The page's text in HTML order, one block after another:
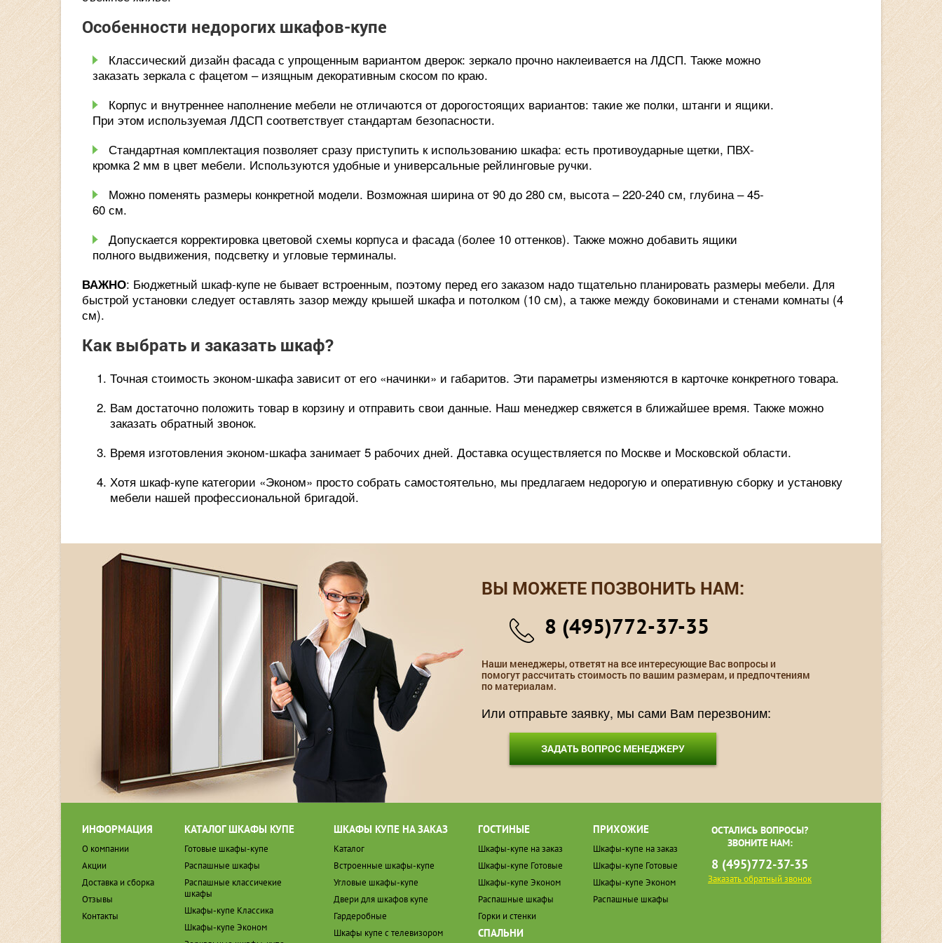
Особенности недорогих шкафов-купе
Классический дизайн фасада с упрощенным вариантом дверок: зеркало прочно наклеивается на ЛДСП. Также можно
заказать зеркала с фацетом – изящным декоративным скосом по краю.
Корпус и внутреннее наполнение мебели не отличаются от дорогостоящих вариантов: такие же полки, штанги и ящики.
При этом используемая ЛДСП соответствует стандартам безопасности.
Стандартная комплектация позволяет сразу приступить к использованию шкафа: есть противоударные щетки, ПВХ-
кромка 2 мм в цвет мебели. Используются удобные и универсальные рейлинговые ручки.
Можно поменять размеры конкретной модели. Возможная ширина от 90 до 280 см, высота – 220-240 см, глубина – 45-
60 см.
Допускается корректировка цветовой схемы корпуса и фасада (более 10 оттенков). Также можно добавить ящики
полного выдвижения, подсветку и угловые терминалы.
ВАЖНО: Бюджетный шкаф-купе не бывает встроенным, поэтому перед его заказом надо тщательно планировать размеры мебели. Для
быстрой установки следует оставлять зазор между крышей шкафа и потолком (10 см), а также между боковинами и стенами комнаты (4
см).
Как выбрать и заказать шкаф?
Точная стоимость эконом-шкафа зависит от его «начинки» и габаритов. Эти параметры изменяются в карточке конкретного товара.
Вам достаточно положить товар в корзину и отправить свои данные. Наш менеджер свяжется в ближайшее время. Также можно
заказать обратный звонок.
Время изготовления эконом-шкафа занимает 5 рабочих дней. Доставка осуществляется по Москве и Московской области.
Хотя шкаф-купе категории «Эконом» просто собрать самостоятельно, мы предлагаем недорогую и оперативную сборку и установку
мебели нашей профессиональной бригадой.
ВЫ МОЖЕТЕ ПОЗВОНИТЬ НАМ:
8 (495)772-37-35
Наши менеджеры, ответят на все интересующие Вас вопросы и
помогут рассчитать стоимость по вашим размерам, и предпочтениям
по материалам.
Или отправьте заявку, мы сами Вам перезвоним:
ЗАДАТЬ ВОПРОС МЕНЕДЖЕРУ
ИНФОРМАЦИЯ
О компании
Акции
Доставка и сборка
Отзывы
Контакты
КАТАЛОГ ШКАФЫ КУПЕ
Готовые шкафы-купе
Распашные шкафы
Распашные классичекие
шкафы
Шкафы-купе Классика
Шкафы-купе Эконом
ШКАФЫ КУПЕ НА ЗАКАЗ
Каталог
Встроенные шкафы-купе
Угловые шкафы-купе
Двери для шкафов купе
Гардеробные
Шкафы купе с телевизором
ГОСТИНЫЕ
Шкафы-купе на заказ
Шкафы-купе Готовые
Шкафы-купе Эконом
Распашные шкафы
Горки и стенки
СПАЛЬНИ
ПРИХОЖИЕ
Шкафы-купе на заказ
Шкафы-купе Готовые
Шкафы-купе Эконом
Распашные шкафы
ОСТАЛИСЬ ВОПРОСЫ?
ЗВОНИТЕ НАМ:
8 (495)772-37-35
Заказать обратный звонок